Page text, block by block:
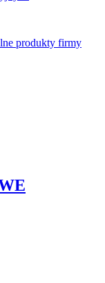
produkty firmy